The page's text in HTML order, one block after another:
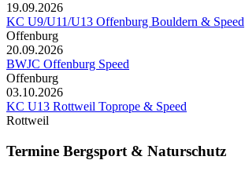
19.09.2026
KC U9/U11/U13 Offenburg Bouldern & Speed
Offenburg
20.09.2026
BWJC Offenburg Speed
Offenburg
03.10.2026
KC U13 Rottweil Toprope & Speed
Rottweil
Termine Bergsport & Naturschutz